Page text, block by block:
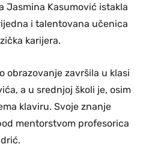
Jasmina Kasumović istakla
i talentovana učenica
karijera.
obrazovanje završila u klasi
a u srednjoj školi je, osim
klaviru. Svoje znanje
mentorstvom profesorica